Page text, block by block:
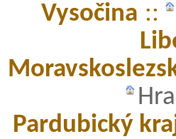
Vysočina ::
Pardubický